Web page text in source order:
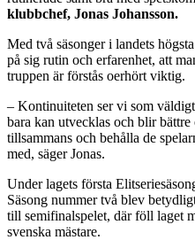
klubbchef, Jonas Johansson.
Med två säsonger i landets
på sig rutin och erfarenhet, att
truppen är förstås oerhört viktig.
– Kontinuiteten ser vi som
bara kan utvecklas och blir
tillsammans och behålla de
med, säger Jonas.
Under lagets första
Säsong nummer två blev
till semifinalspelet, där föll laget
svenska mästare.